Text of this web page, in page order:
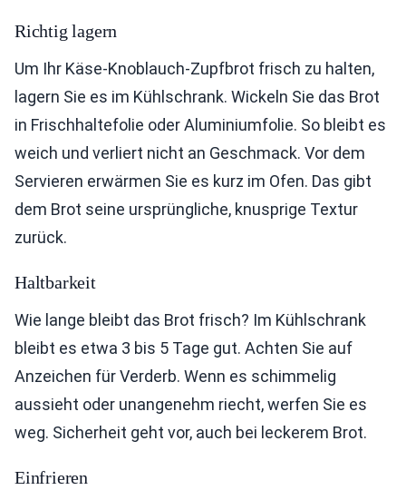
Richtig lagern
Um Ihr Käse-Knoblauch-Zupfbrot frisch zu halten,
lagern Sie es im Kühlschrank. Wickeln Sie das Brot
in Frischhaltefolie oder Aluminiumfolie. So bleibt es
weich und verliert nicht an Geschmack. Vor dem
Servieren erwärmen Sie es kurz im Ofen. Das gibt
dem Brot seine ursprüngliche, knusprige Textur
zurück.
Haltbarkeit
Wie lange bleibt das Brot frisch? Im Kühlschrank
bleibt es etwa 3 bis 5 Tage gut. Achten Sie auf
Anzeichen für Verderb. Wenn es schimmelig
aussieht oder unangenehm riecht, werfen Sie es
weg. Sicherheit geht vor, auch bei leckerem Brot.
Einfrieren